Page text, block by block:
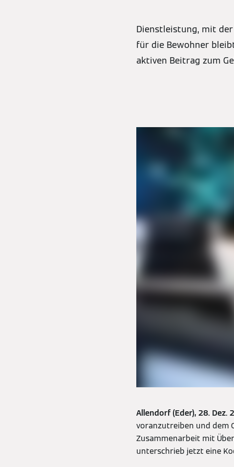
Dienstleistung, mit
für die Bewohner
aktiven Beitrag zum
Allendorf (Eder), 28. Dez.
voranzutreiben und dem
Zusammenarbeit mit
unterschrieb jetzt eine